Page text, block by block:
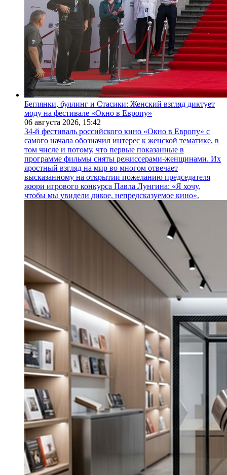
Беглянки, буллинг и Стасики: Женский взгляд диктует
моду на фестивале «Окно в Европу»
06 августа 2026, 15:42
34-й фестиваль российского кино «Окно в Европу» с
самого начала обозначил интерес к женской тематике, в
том числе и потому, что первые показанные в
программе фильмы сняты режиссерами-женщинами. Их
яростный взгляд на мир во многом отвечает
высказанному на открытии пожеланию председателя
жюри игрового конкурса Павла Лунгина: «Я хочу,
чтобы мы увидели дикое, непредсказуемое кино».